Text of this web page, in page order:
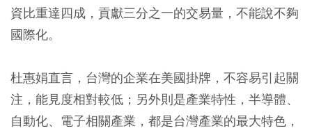
資比重達四成，貢獻三分之一的交易量，不能說不夠
國際化。
杜惠娟直言，台灣的企業在美國掛牌，不容易引起關
注，能見度相對較低；另外則是產業特性，半導體、
自動化、電子相關產業，都是台灣產業的最大特色，